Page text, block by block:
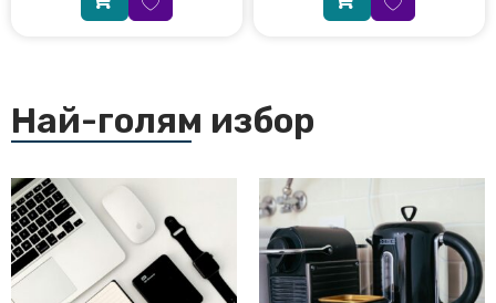
Най-голям избор